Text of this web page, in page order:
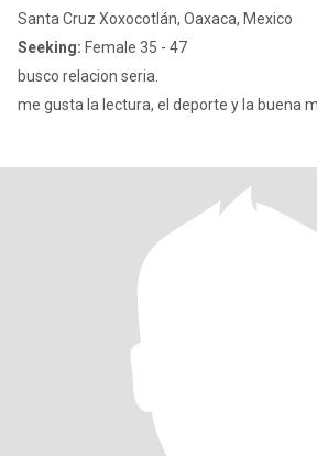
Santa Cruz Xoxocotlán, Oaxaca, Mexico
Seeking: Female 35 - 47
busco relacion seria.
me gusta la lectura, el deporte y la buena